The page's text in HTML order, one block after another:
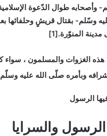
طوال الدّعوة الإسلامية
وسّلم- بقتال قريشٍ وحلفائها
المنوّرة.[1]
هذه الغزوات والمسلمون ، سواء
وبأمره صلّى الله عليه
الرسول
والسرايا